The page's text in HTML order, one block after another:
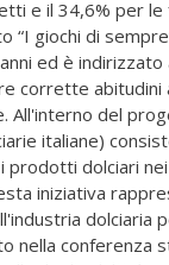
e il 34,6% per le
giochi di
ed è
corrette abitudini
All'interno del
italiane)
dolciari
iniziativa
dolciaria
nella conferenza